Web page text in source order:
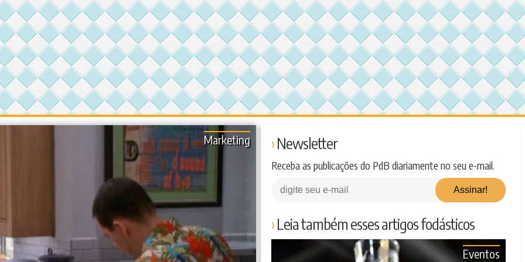
Marketing Newsletter
Receba as publicações do PdB diariamente no seu e-mail.
Leia também esses artigos fodásticos
Eventos